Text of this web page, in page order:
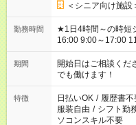
＜シニア向け施設
勤務時間
★1日4時間～の時短シフトOK ★スタート時
16:00 9:00～17:00 11:00
場合、他のお仕事と
ん ※法令に基づき、
となります ※労働者
短時間・短期間の就
期間
開始日はご相談く
でも働けます！
特徴 日払いOK / 履歴書不
服装自由 / シフト勤
ソコンスキル不要